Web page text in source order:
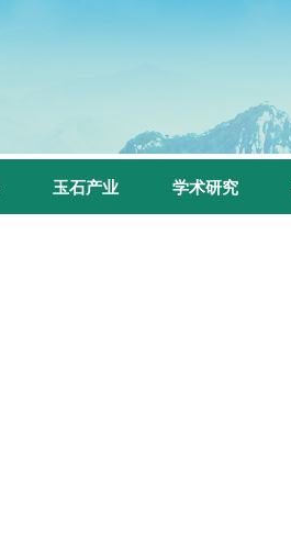
玉石产业 学术研究